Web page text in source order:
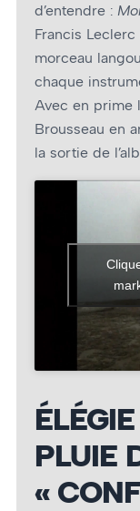
d’entendre :
Francis
morceau
chaque
Avec en prime
Brousseau en
la sortie de
PLUIE
«